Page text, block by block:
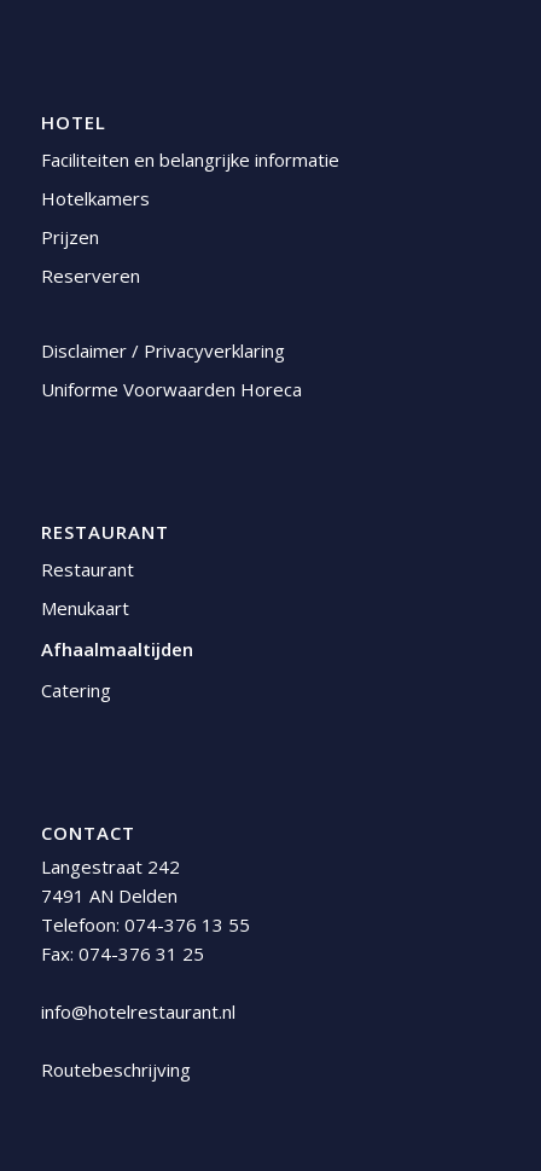
HOTEL
Faciliteiten en belangrijke informatie
Hotelkamers
Prijzen
Reserveren
Disclaimer / Privacyverklaring
Uniforme Voorwaarden Horeca
RESTAURANT
Restaurant
Menukaart
Afhaalmaaltijden
Catering
CONTACT
Langestraat 242
7491 AN Delden
Telefoon: 074-376 13 55
Fax: 074-376 31 25
info@hotelrestaurant.nl
Routebeschrijving